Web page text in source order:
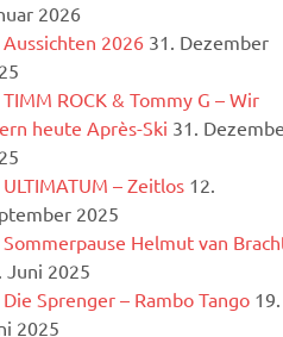
2026
Aussichten 2026 31. Dezember
TIMM ROCK & Tommy G – Wir
heute Après-Ski 31.
ULTIMATUM – Zeitlos 12.
2025
Sommerpause Helmut van
Juni 2025
Die Sprenger – Rambo Tango 19.
2025